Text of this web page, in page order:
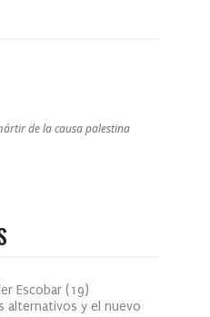
de la causa palestina
Escobar (19)
alternativos y el nuevo